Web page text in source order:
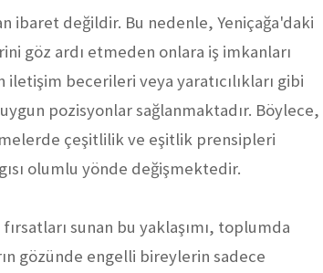
ibaret değildir. Bu nedenle, Yeniçağa'daki
göz ardı etmeden onlara iş imkanları
becerileri veya yaratıcılıkları gibi
pozisyonlar sağlanmaktadır. Böylece,
çeşitlilik ve eşitlik prensipleri
olumlu yönde değişmektedir.
sunan bu yaklaşımı, toplumda
gözünde engelli bireylerin sadece